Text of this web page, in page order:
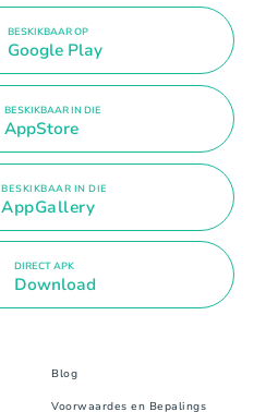
BESKIKBAAR OP
Google Play
BESKIKBAAR IN DIE
AppStore
BESKIKBAAR IN DIE
AppGallery
DIRECT APK
Download
Blog
Voorwaardes en Bepalings